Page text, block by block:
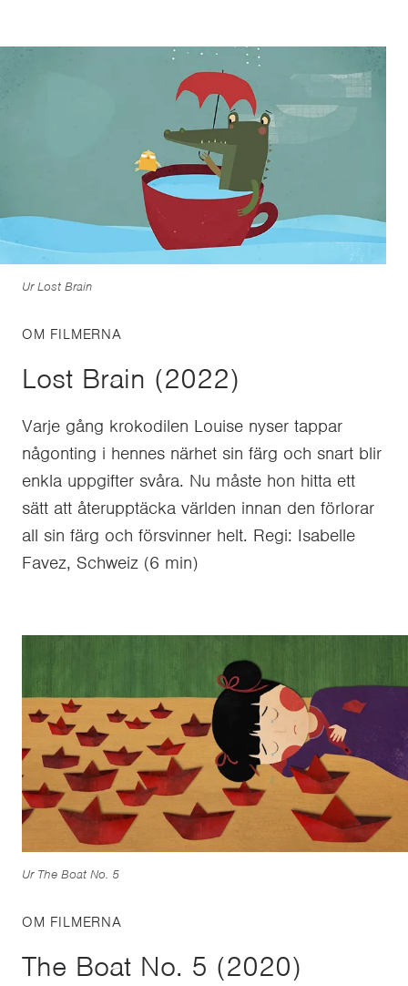
OM FILMERNA
Lost Brain (2022)
Varje gång krokodilen Louise nyser tappar
någonting i hennes närhet sin färg och snart blir
enkla uppgifter svåra. Nu måste hon hitta ett
sätt att återupptäcka världen innan den förlorar
all sin färg och försvinner helt. Regi: Isabelle
Favez, Schweiz (6 min)
Ur Lost Brain
OM FILMERNA
The Boat No. 5 (2020)
Ur The Boat No. 5